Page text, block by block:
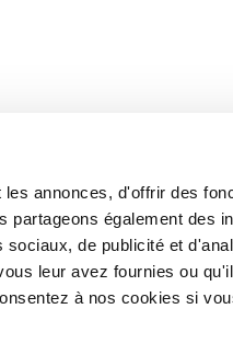
annonces, d'offrir des
également des
de publicité et
leur avez fournies ou
à nos cookies si